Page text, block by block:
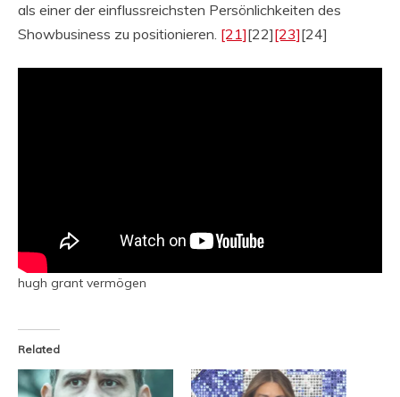
als einer der einflussreichsten Persönlichkeiten des
Showbusiness zu positionieren. [21][22][23][24]
hugh grant vermögen
Related